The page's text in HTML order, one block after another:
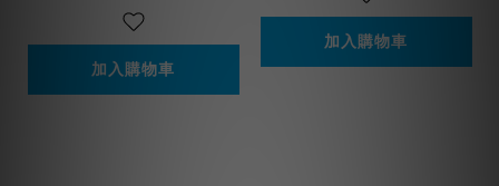
援MagSafe）
加入購物車
加入購物車